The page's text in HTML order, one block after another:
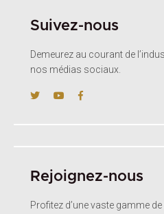
Suivez-nous
Demeurez au courant de
nos médias sociaux.
Rejoignez-nous
Profitez d’une vaste gamme